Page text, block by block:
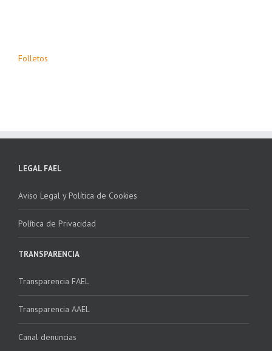
Folletos
LEGAL FAEL
Aviso Legal y Política de Cookies
Política de Privacidad
TRANSPARENCIA
Transparencia FAEL
Transparencia AAEL
Canal denuncias